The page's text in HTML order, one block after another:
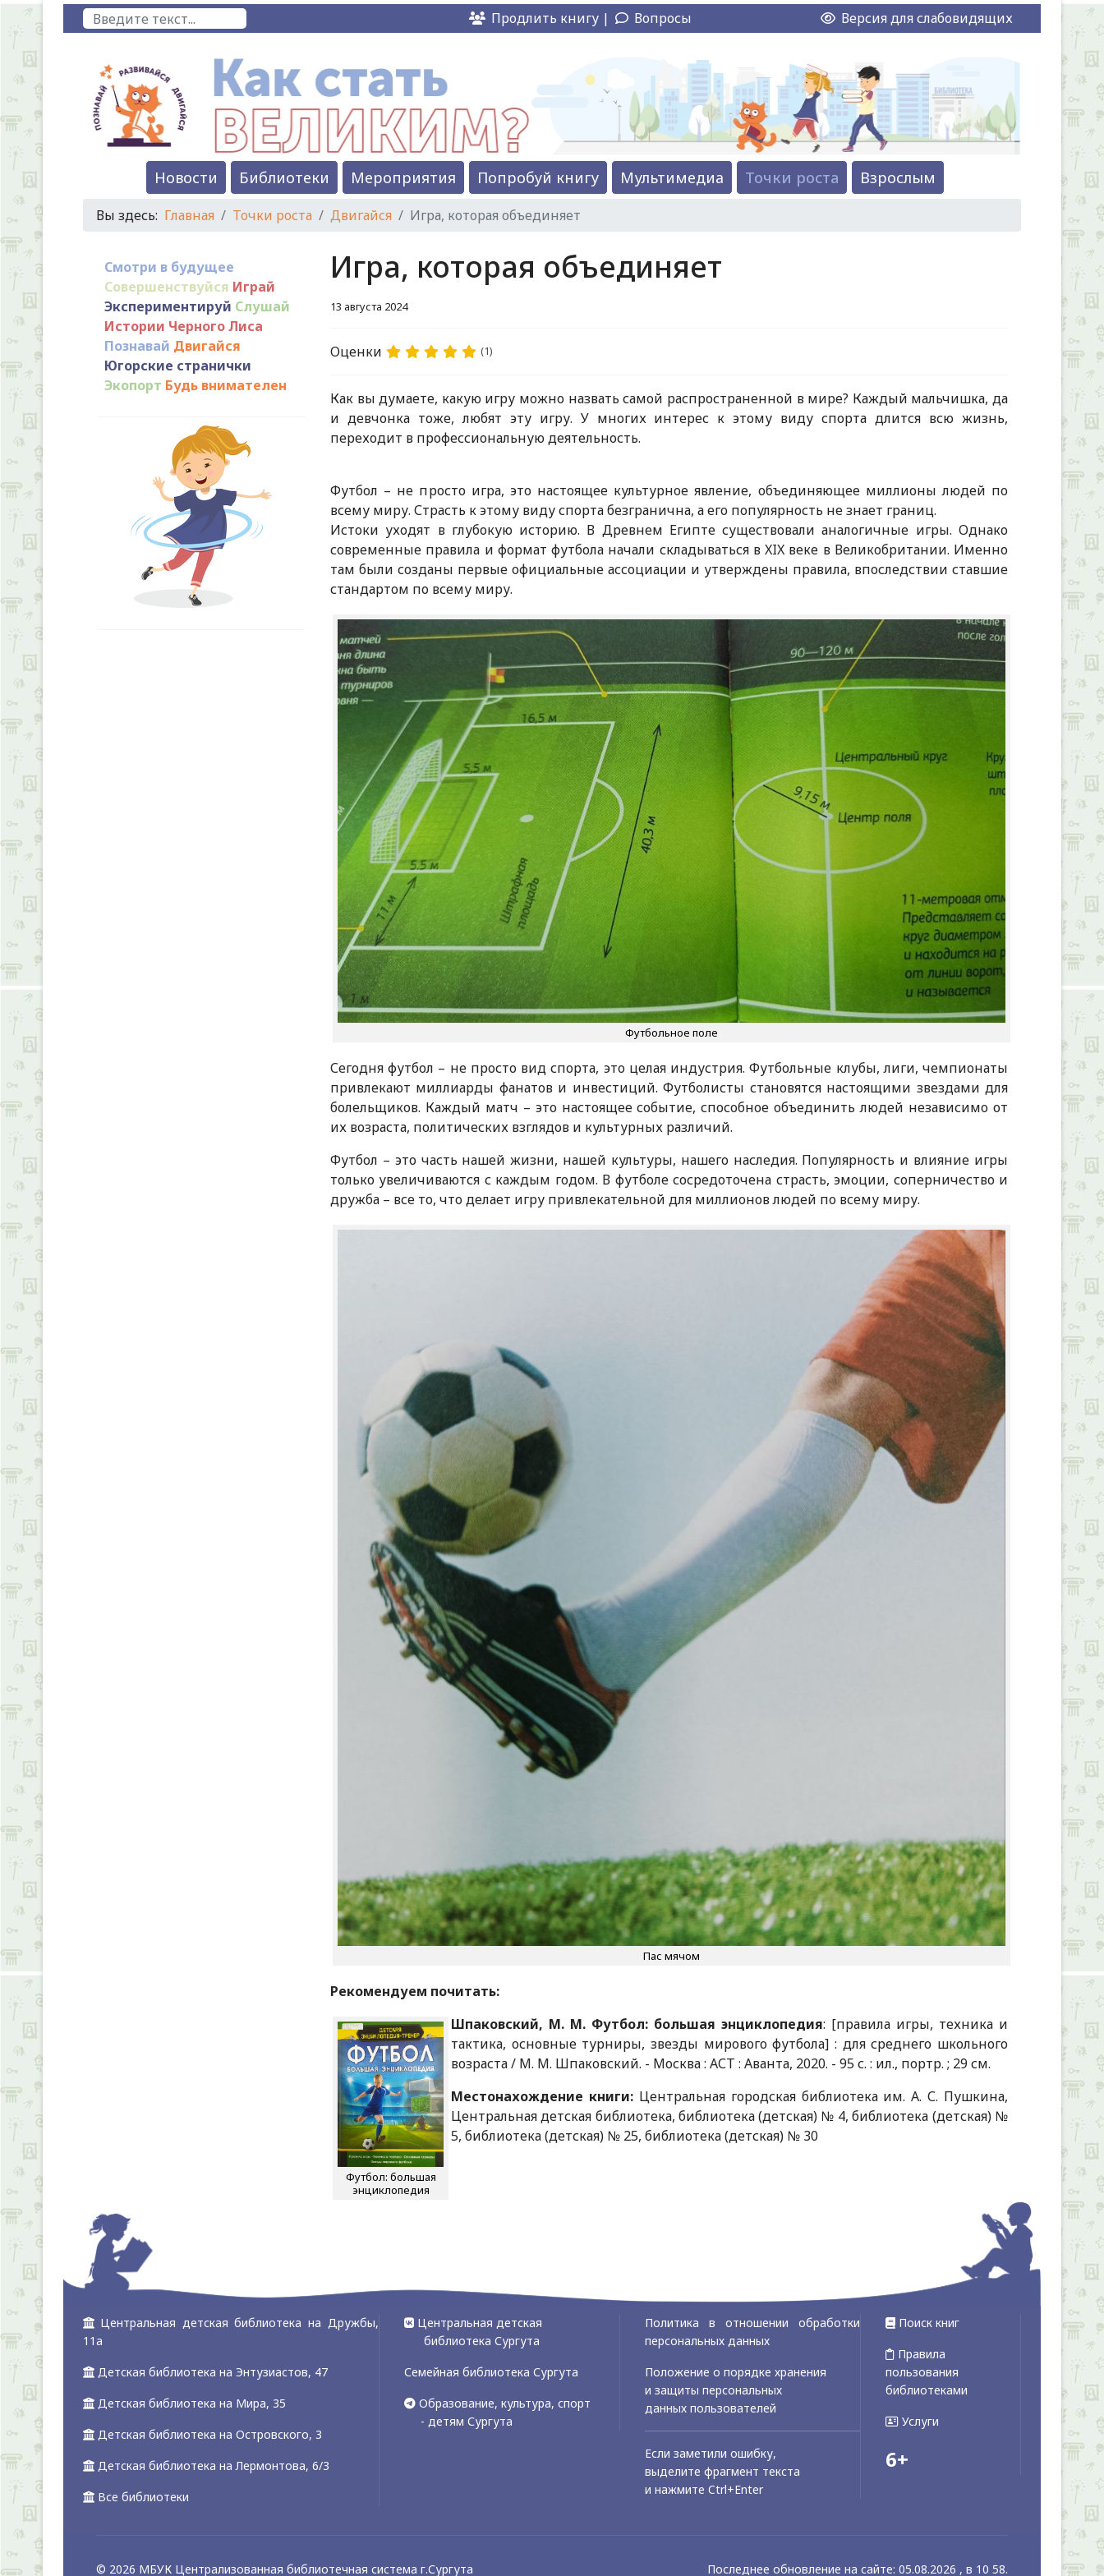
Поиск Продлить книгу | Вопросы Версия для слабовидящих
Новости Библиотеки Мероприятия Попробуй книгу Мультимедиа Точки роста Взрослым
Вы здесь: Главная Точки роста Двигайся Игра, которая объединяет
Смотри в будущее
Совершенствуйся Играй
Экспериментируй Слушай
Истории Черного Лиса
Познавай Двигайся
Югорские странички
Экопорт Будь внимателен
Игра, которая объединяет
13 августа 2024
Оценки (1)
Как вы думаете, какую игру можно назвать самой распространенной в мире? Каждый мальчишка, да
и девчонка тоже, любят эту игру. У многих интерес к этому виду спорта длится всю жизнь,
переходит в профессиональную деятельность.
Футбол – не просто игра, это настоящее культурное явление, объединяющее миллионы людей по
всему миру. Страсть к этому виду спорта безгранична, а его популярность не знает границ.
Истоки уходят в глубокую историю. В Древнем Египте существовали аналогичные игры. Однако
современные правила и формат футбола начали складываться в XIX веке в Великобритании. Именно
там были созданы первые официальные ассоциации и утверждены правила, впоследствии ставшие
стандартом по всему миру.
Футбольное поле
Сегодня футбол – не просто вид спорта, это целая индустрия. Футбольные клубы, лиги, чемпионаты
привлекают миллиарды фанатов и инвестиций. Футболисты становятся настоящими звездами для
болельщиков. Каждый матч – это настоящее событие, способное объединить людей независимо от
их возраста, политических взглядов и культурных различий.
Футбол – это часть нашей жизни, нашей культуры, нашего наследия. Популярность и влияние игры
только увеличиваются с каждым годом. В футболе сосредоточена страсть, эмоции, соперничество и
дружба – все то, что делает игру привлекательной для миллионов людей по всему миру.
Пас мячом
Рекомендуем почитать:
Футбол: большая
энциклопедия
Шпаковский, М. М. Футбол: большая энциклопедия: [правила игры, техника и
тактика, основные турниры, звезды мирового футбола] : для среднего школьного
возраста / М. М. Шпаковский. - Москва : АСТ : Аванта, 2020. - 95 с. : ил., портр. ; 29 см.
Местонахождение книги:Центральная городская библиотека им. А. С. Пушкина,
Центральная детская библиотека, библиотека (детская) № 4, библиотека (детская) №
5, библиотека (детская) № 25, библиотека (детская) № 30
Центральная детская библиотека на Дружбы,
11а
Детская библиотека на Энтузиастов, 47
Детская библиотека на Мира, 35
Детская библиотека на Островского, 3
Детская библиотека на Лермонтова, 6/3
Все библиотеки
Центральная детская
библиотека Сургута
Семейная библиотека Сургута
Образование, культура, спорт
- детям Сургута
Политика в отношении обработки
персональных данных
Положение о порядке хранения
и защиты персональных
данных пользователей
Если заметили ошибку,
выделите фрагмент текста
и нажмите Ctrl+Enter
Поиск книг
Правила
пользования
библиотеками
Услуги
6+
© 2026 МБУК Централизованная библиотечная система г.Сургута Последнее обновление на сайте: 05.08.2026 , в 10 58.